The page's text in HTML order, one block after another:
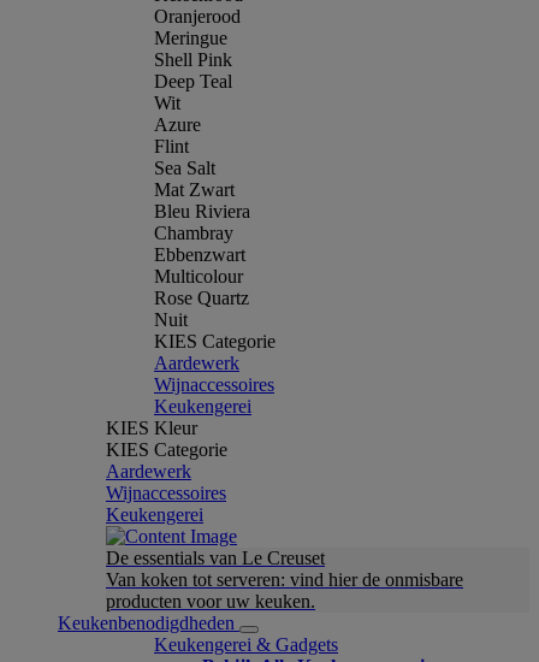
Oranjerood
Meringue
Shell Pink
Deep Teal
Wit
Azure
Flint
Sea Salt
Mat Zwart
Bleu Riviera
Chambray
Ebbenzwart
Multicolour
Rose Quartz
Nuit
KIES Categorie
Aardewerk
Wijnaccessoires
Keukengerei
KIES Kleur
KIES Categorie
Aardewerk
Wijnaccessoires
Keukengerei
De essentials van Le Creuset
Van koken tot serveren: vind hier de onmisbare
producten voor uw keuken.
Keukenbenodigdheden
Keukengerei & Gadgets